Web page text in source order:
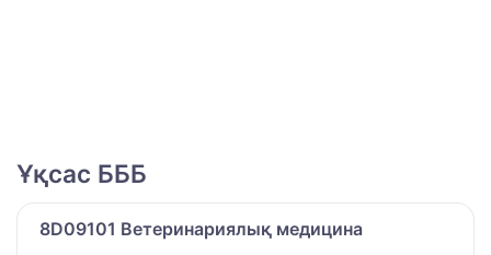
Ұқсас БББ
8D09101 Ветеринариялық медицина